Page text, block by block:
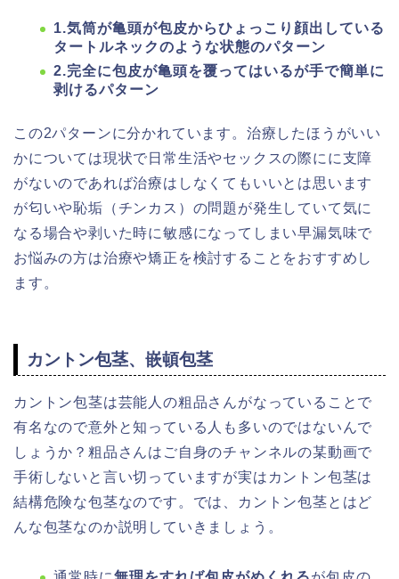
1.気筒が亀頭が包皮からひょっこり顔出している
タートルネックのような状態のパターン
2.完全に包皮が亀頭を覆ってはいるが手で簡単に
剥けるパターン
この2パターンに分かれています。治療したほうがいい
かについては現状で日常生活やセックスの際にに支障
がないのであれば治療はしなくてもいいとは思います
が匂いや恥垢（チンカス）の問題が発生していて気に
なる場合や剥いた時に敏感になってしまい早漏気味で
お悩みの方は治療や矯正を検討することをおすすめし
ます。
カントン包茎、嵌頓包茎
カントン包茎は芸能人の粗品さんがなっていることで
有名なので意外と知っている人も多いのではないんで
しょうか？粗品さんはご自身のチャンネルの某動画で
手術しないと言い切っていますが実はカントン包茎は
結構危険な包茎なのです。では、カントン包茎とはど
んな包茎なのか説明していきましょう。